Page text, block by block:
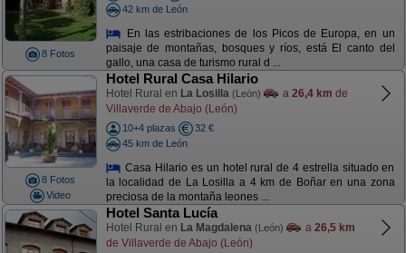
8 Fotos
42 km de León
En las estribaciones de los Picos de Europa, en un
paisaje de montañas, bosques y ríos, está El canto del
gallo, una casa de turismo rural d ...
8 Fotos
Video
Hotel Rural Casa Hilario
Hotel Rural en La Losilla (León) a 26,4 km de
Villaverde de Abajo (León)
10+4 plazas
32 €
45 km de León
Casa Hilario es un hotel rural de 4 estrella situado en
la localidad de La Losilla a 4 km de Boñar en una zona
preciosa de la montaña leones ...
Hotel Santa Lucía
Hotel Rural en La Magdalena (León) a 26,5 km
de Villaverde de Abajo (León)